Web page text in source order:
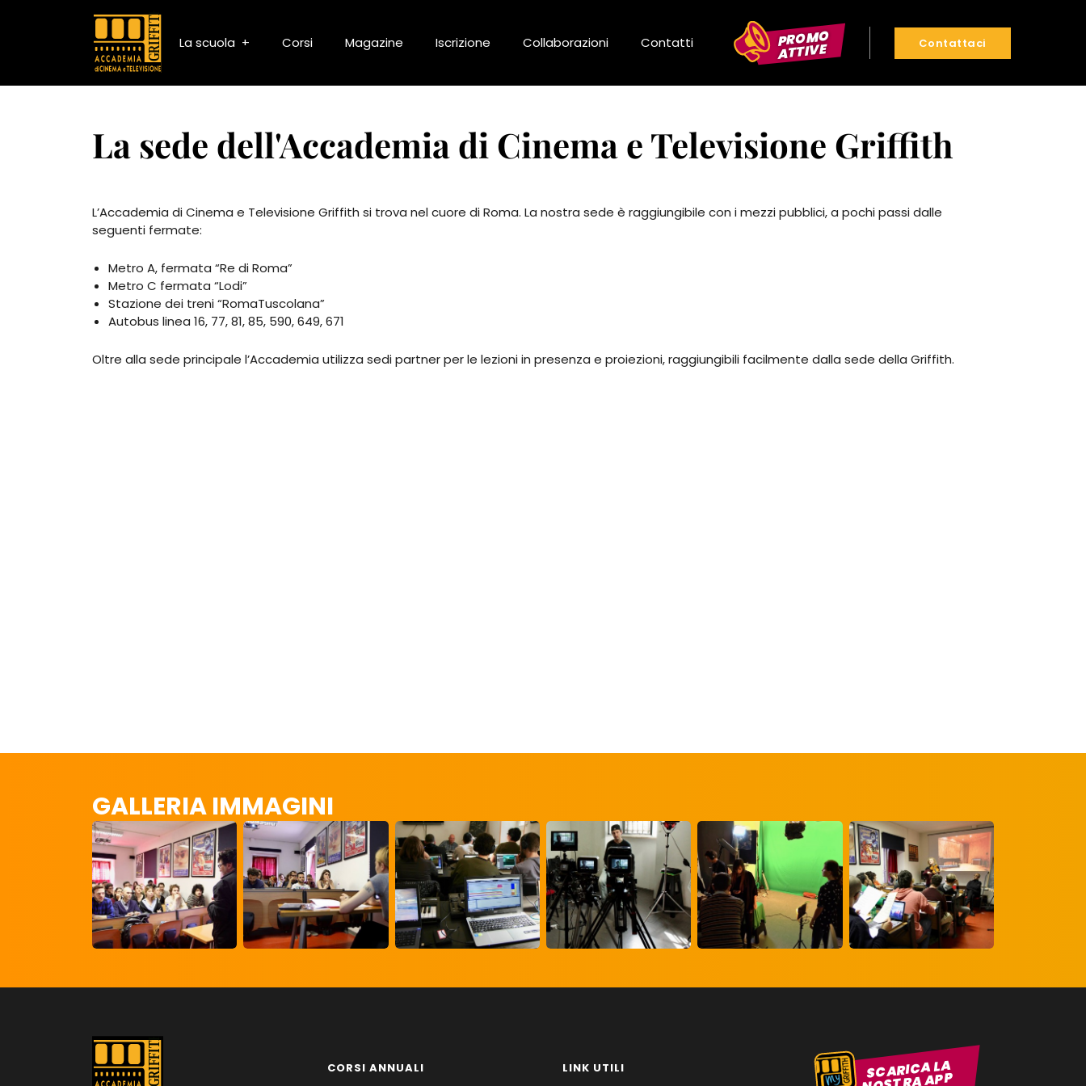
La scuola Corsi Magazine Iscrizione Collaborazioni Contatti PROMO
ATTIVE Contattaci
La sede dell'Accademia di Cinema e Televisione Griffith
L’Accademia di Cinema e Televisione Griffith si trova nel cuore di Roma. La nostra sede è raggiungibile con i mezzi pubblici, a pochi passi dalle
seguenti fermate:
Metro A, fermata “Re di Roma”
Metro C fermata “Lodi”
Stazione dei treni “RomaTuscolana”
Autobus linea 16, 77, 81, 85, 590, 649, 671
Oltre alla sede principale l’Accademia utilizza sedi partner per le lezioni in presenza e proiezioni, raggiungibili facilmente dalla sede della Griffith.
GALLERIA IMMAGINI
CORSI ANNUALI LINK UTILI SCARICA LA